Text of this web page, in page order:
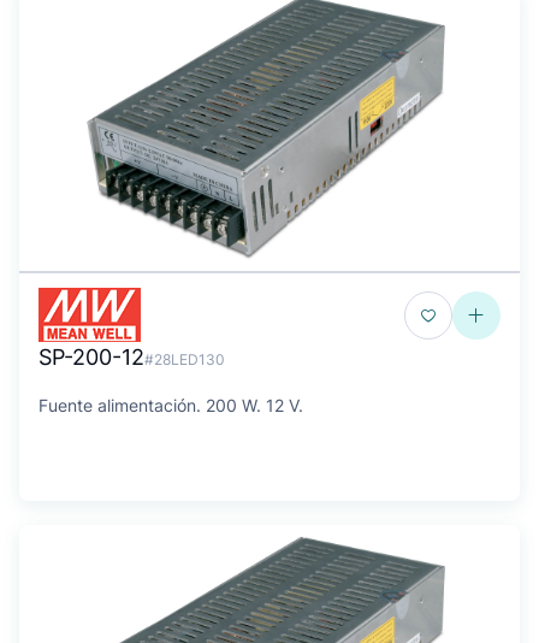
SP-200-12#28LED130
Fuente alimentación. 200 W. 12 V.